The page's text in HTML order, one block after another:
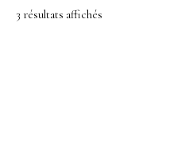
3 résultats affichés